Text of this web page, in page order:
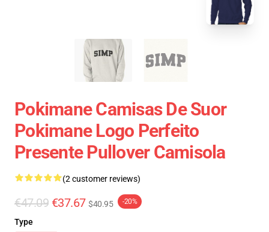
Pokimane Camisas De Suor
Pokimane Logo Perfeito
Presente Pullover Camisola
(2 customer reviews)
€47.09 €37.67 $40.95 -20%
Type